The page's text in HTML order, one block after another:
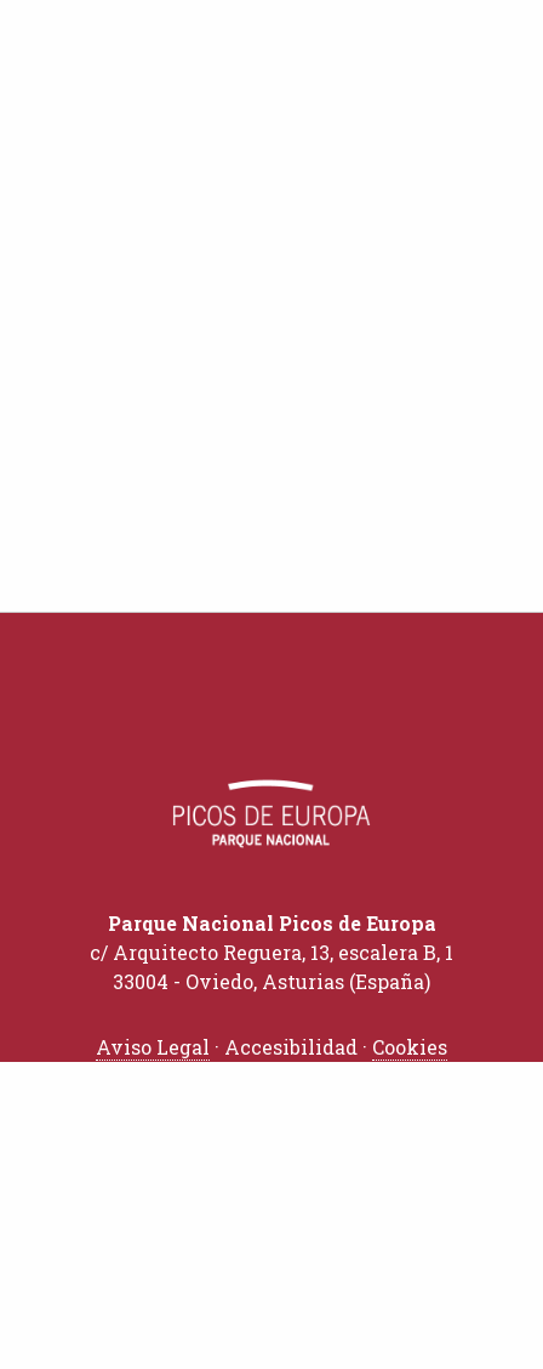
Parque Nacional Picos de Europa
c/ Arquitecto Reguera, 13, escalera B, 1
33004 - Oviedo, Asturias (España)
Aviso Legal · Accesibilidad · Cookies